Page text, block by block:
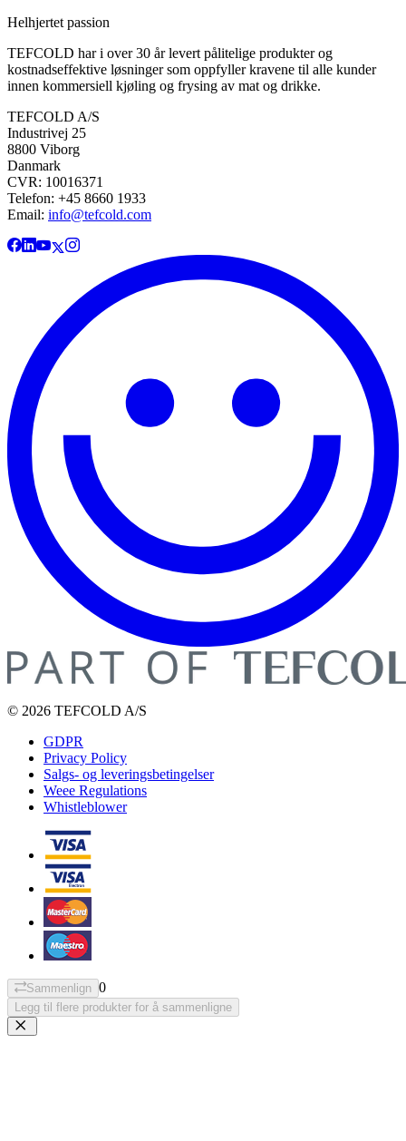
Helhjertet passion
TEFCOLD har i over 30 år levert pålitelige produkter og
kostnadseffektive løsninger som oppfyller kravene til alle kunder
innen kommersiell kjøling og frysing av mat og drikke.
TEFCOLD A/S
Industrivej 25
8800 Viborg
Danmark
CVR: 10016371
Telefon: +45 8660 1933
Email: info@tefcold.com
© 2026 TEFCOLD A/S
GDPR
Privacy Policy
Salgs- og leveringsbetingelser
Weee Regulations
Whistleblower
Sammenlign 0
Legg til flere produkter for å sammenligne